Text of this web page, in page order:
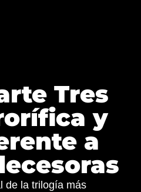
Tres
y
a
de la trilogía más